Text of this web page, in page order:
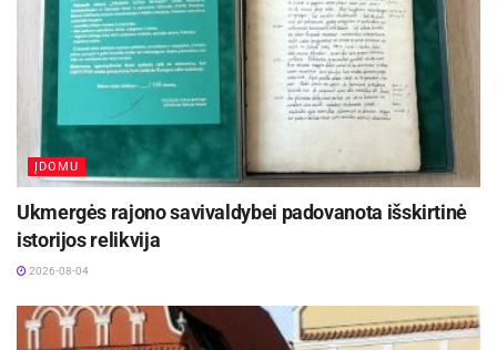
ĮDOMU
Ukmergės rajono savivaldybei padovanota išskirtinė
istorijos relikvija
2026-08-04